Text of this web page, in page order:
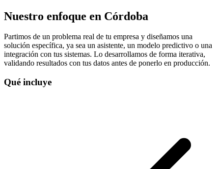
Nuestro enfoque en Córdoba
Partimos de un problema real de tu empresa y diseñamos una
solución específica, ya sea un asistente, un modelo predictivo o una
integración con tus sistemas. Lo desarrollamos de forma iterativa,
validando resultados con tus datos antes de ponerlo en producción.
Qué incluye